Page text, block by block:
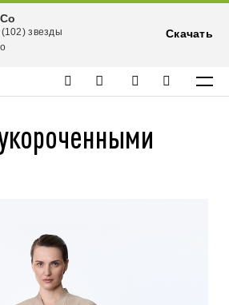
(102) звезды
Скачать